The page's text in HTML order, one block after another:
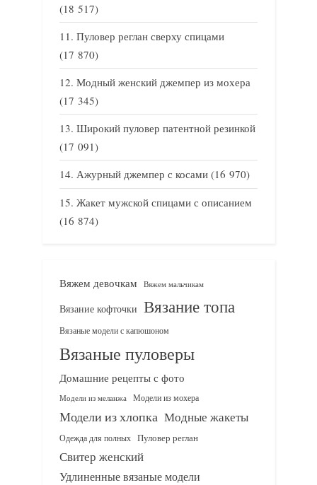
(18 517)
Пуловер реглан сверху спицами
(17 870)
Модный женский джемпер из мохера
(17 345)
Широкий пуловер патентной резинкой
(17 091)
Ажурный джемпер с косами (16 970)
Жакет мужской спицами с описанием
(16 874)
Вяжем девочкам Вяжем мальчикам
Вязание кофточки Вязание топа
Вязаные модели с капюшоном
Вязаные пуловеры
Домашние рецепты с фото
Модели из меланжа Модели из мохера
Модели из хлопка Модные жакеты
Одежда для полных Пуловер реглан
Свитер женский
Удлиненные вязаные модели